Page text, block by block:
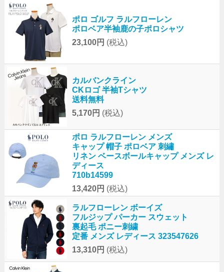
ポロ ゴルフ ラルフローレン
ポロベア半袖鹿の子ポロシャツ
23,100円 (税込)
カルバンクライン
CKロゴ 半袖Tシャツ
送料無料
5,170円 (税込)
ポロ ラルフローレン メンズ
キャップ 帽子 ポロベア 刺繡
リネン ベースボールキャップ メンズ レ
ディース
710b14599
13,420円 (税込)
ラルフローレン ボーイズ
フルジップ パーカー スウェット
裏起毛 ポニー刺繍
定番 メンズ レディース 323547626
13,310円 (税込)